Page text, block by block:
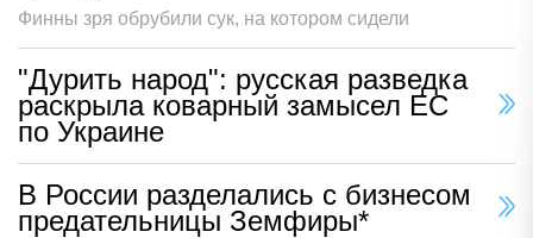
Финны зря обрубили сук, на котором сидели
"Дурить народ": русская разведка
раскрыла коварный замысел ЕС
по Украине
В России разделались с бизнесом
предательницы Земфиры*